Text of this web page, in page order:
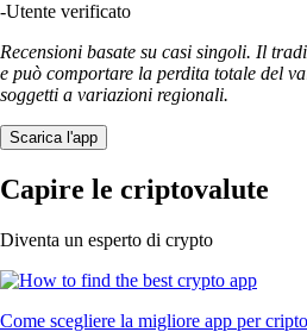
-Utente verificato
Recensioni basate su casi singoli. Il
e può comportare la perdita totale del
soggetti a variazioni regionali.
Scarica l'app
Capire le criptovalute
Diventa un esperto di crypto
Come scegliere la migliore app per